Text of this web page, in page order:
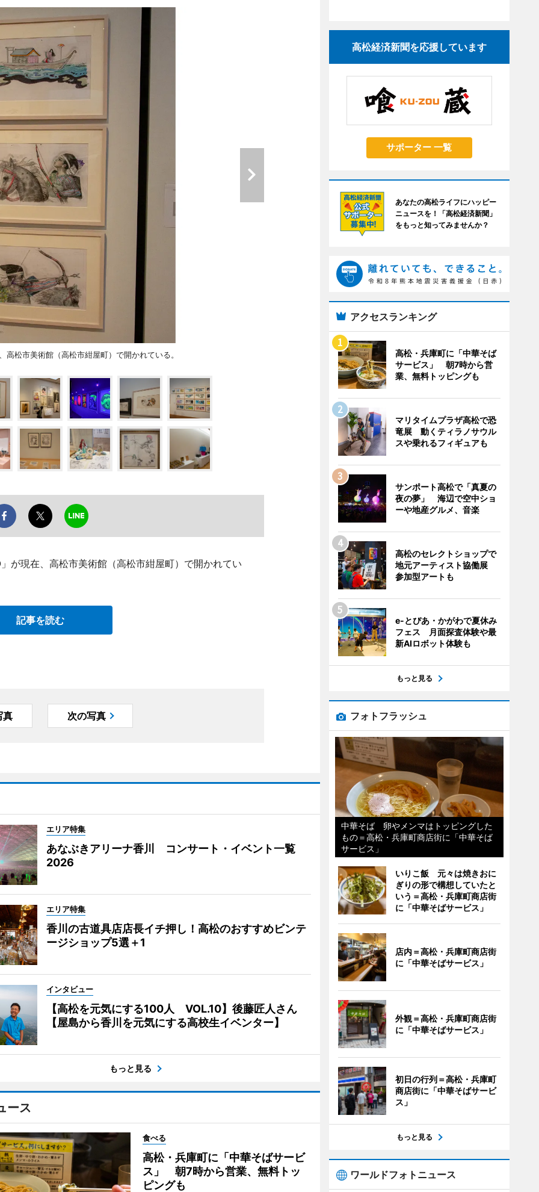
松市美術館（高松市紺屋町）で開かれている。
が現在、高松市美術館（高松市紺屋町）で開かれてい
記事を読む
真 次の写真
エリア特集
あなぶきアリーナ香川 コンサート・イベント一覧
2026
エリア特集
香川の古道具店店長イチ押し！高松のおすすめビンテ
ージショップ5選＋1
インタビュー
【高松を元気にする100人 VOL.10】後藤匠人さん
【屋島から香川を元気にする高校生イベンター】
もっと見る
ース
食べる
高松・兵庫町に「中華そばサービ
ス」 朝7時から営業、無料トッ
ピングも
高松経済新聞を応援しています
サポーター 一覧
あなたの高松ライフにハッピー
ニュースを！「高松経済新聞」
をもっと知ってみませんか？
アクセスランキング
高松・兵庫町に「中華そば
サービス」 朝7時から営
業、無料トッピングも
マリタイムプラザ高松で恐
竜展 動くティラノサウル
スや乗れるフィギュアも
サンポート高松で「真夏の
夜の夢」 海辺で空中ショ
ーや地産グルメ、音楽
高松のセレクトショップで
地元アーティスト協働展
参加型アートも
e-とぴあ・かがわで夏休み
フェス 月面探査体験や最
新AIロボット体験も
もっと見る
フォトフラッシュ
中華そば 卵やメンマはトッピングした
もの＝高松・兵庫町商店街に「中華そば
サービス」
いりこ飯 元々は焼きおに
ぎりの形で構想していたと
いう＝高松・兵庫町商店街
に「中華そばサービス」
店内＝高松・兵庫町商店街
に「中華そばサービス」
外観＝高松・兵庫町商店街
に「中華そばサービス」
初日の行列＝高松・兵庫町
商店街に「中華そばサービ
ス」
もっと見る
ワールドフォトニュース